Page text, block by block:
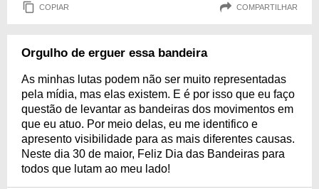
COPIAR COMPARTILHAR
Orgulho de erguer essa bandeira
As minhas lutas podem não ser muito representadas
pela mídia, mas elas existem. E é por isso que eu faço
questão de levantar as bandeiras dos movimentos em
que eu atuo. Por meio delas, eu me identifico e
apresento visibilidade para as mais diferentes causas.
Neste dia 30 de maior, Feliz Dia das Bandeiras para
todos que lutam ao meu lado!